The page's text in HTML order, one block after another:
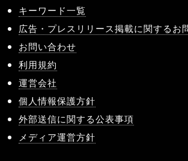
キーワード一覧
広告・プレスリリース掲載に関するお
お問い合わせ
利用規約
運営会社
個人情報保護方針
外部送信に関する公表事項
メディア運営方針